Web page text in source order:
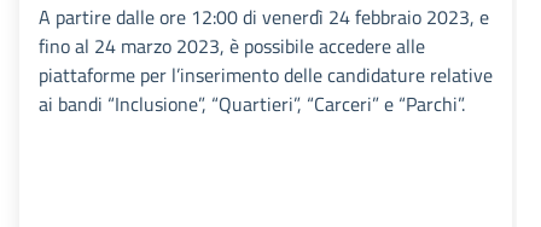
A partire dalle ore 12:00 di venerdì 24 febbraio 2023, e
fino al 24 marzo 2023, è possibile accedere alle
piattaforme per l’inserimento delle candidature relative
ai bandi “Inclusione”, “Quartieri”, “Carceri” e “Parchi”.